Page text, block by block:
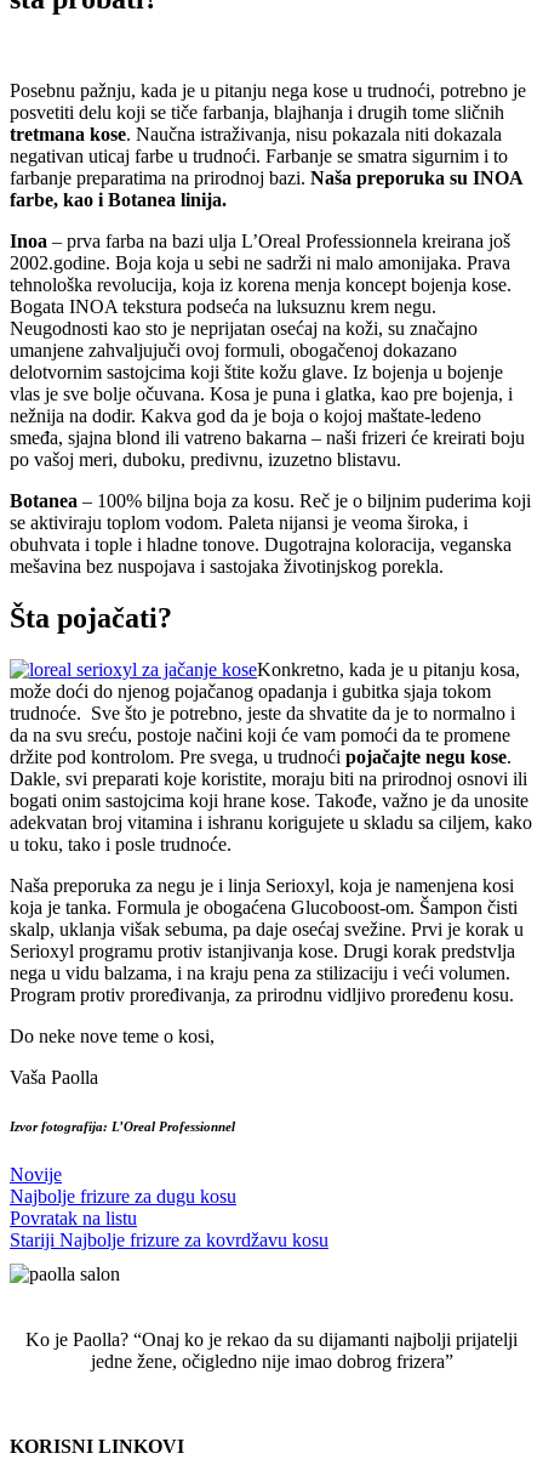
Posebnu pažnju, kada je u pitanju nega kose u trudnoći, potrebno je
posvetiti delu koji se tiče farbanja, blajhanja i drugih tome sličnih
tretmana kose. Naučna istraživanja, nisu pokazala niti dokazala
negativan uticaj farbe u trudnoći. Farbanje se smatra sigurnim i to
farbanje preparatima na prirodnoj bazi. Naša preporuka su INOA
farbe, kao i Botanea linija.
Inoa – prva farba na bazi ulja L’Oreal Professionnela kreirana još
2002.godine. Boja koja u sebi ne sadrži ni malo amonijaka. Prava
tehnološka revolucija, koja iz korena menja koncept bojenja kose.
Bogata INOA tekstura podseća na luksuznu krem negu.
Neugodnosti kao sto je neprijatan osećaj na koži, su značajno
umanjene zahvaljujuči ovoj formuli, obogačenoj dokazano
delotvornim sastojcima koji štite kožu glave. Iz bojenja u bojenje
vlas je sve bolje očuvana. Kosa je puna i glatka, kao pre bojenja, i
nežnija na dodir. Kakva god da je boja o kojoj maštate-ledeno
smeđa, sjajna blond ili vatreno bakarna – naši frizeri će kreirati boju
po vašoj meri, duboku, predivnu, izuzetno blistavu.
Botanea – 100% biljna boja za kosu. Reč je o biljnim puderima koji
se aktiviraju toplom vodom. Paleta nijansi je veoma široka, i
obuhvata i tople i hladne tonove. Dugotrajna koloracija, veganska
mešavina bez nuspojava i sastojaka životinjskog porekla.
Šta pojačati?
Konkretno, kada je u pitanju kosa,
može doći do njenog pojačanog opadanja i gubitka sjaja tokom
trudnoće. Sve što je potrebno, jeste da shvatite da je to normalno i
da na svu sreću, postoje načini koji će vam pomoći da te promene
držite pod kontrolom. Pre svega, u trudnoći pojačajte negu kose.
Dakle, svi preparati koje koristite, moraju biti na prirodnoj osnovi ili
bogati onim sastojcima koji hrane kose. Takođe, važno je da unosite
adekvatan broj vitamina i ishranu korigujete u skladu sa ciljem, kako
u toku, tako i posle trudnoće.
Naša preporuka za negu je i linja Serioxyl, koja je namenjena kosi
koja je tanka. Formula je obogaćena Glucoboost-om. Šampon čisti
skalp, uklanja višak sebuma, pa daje osećaj svežine. Prvi je korak u
Serioxyl programu protiv istanjivanja kose. Drugi korak predstvlja
nega u vidu balzama, i na kraju pena za stilizaciju i veći volumen.
Program protiv proređivanja, za prirodnu vidljivo proređenu kosu.
Do neke nove teme o kosi,
Vaša Paolla
Izvor fotografija: L’Oreal Professionnel
Novije
Najbolje frizure za dugu kosu
Povratak na listu
Stariji Najbolje frizure za kovrdžavu kosu
Ko je Paolla? “Onaj ko je rekao da su dijamanti najbolji prijatelji
jedne žene, očigledno nije imao dobrog frizera”
KORISNI LINKOVI